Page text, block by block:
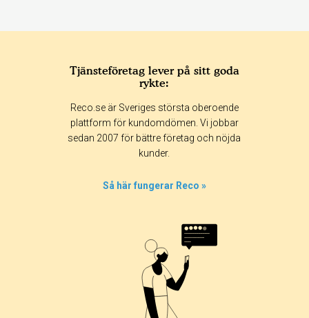
Betyg & tidpunkt:
365 dagar 90 dagar
30 dagar
Tjänsteföretag lever på sitt goda
rykte:
Reco.se är Sveriges största oberoende
plattform för kundomdömen. Vi jobbar
sedan 2007 för bättre företag och nöjda
kunder.
Så här fungerar Reco »